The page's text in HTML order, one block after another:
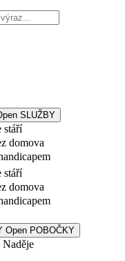
SLUŽBY
stáří
domova
stáří
domova
Open POBOČKY